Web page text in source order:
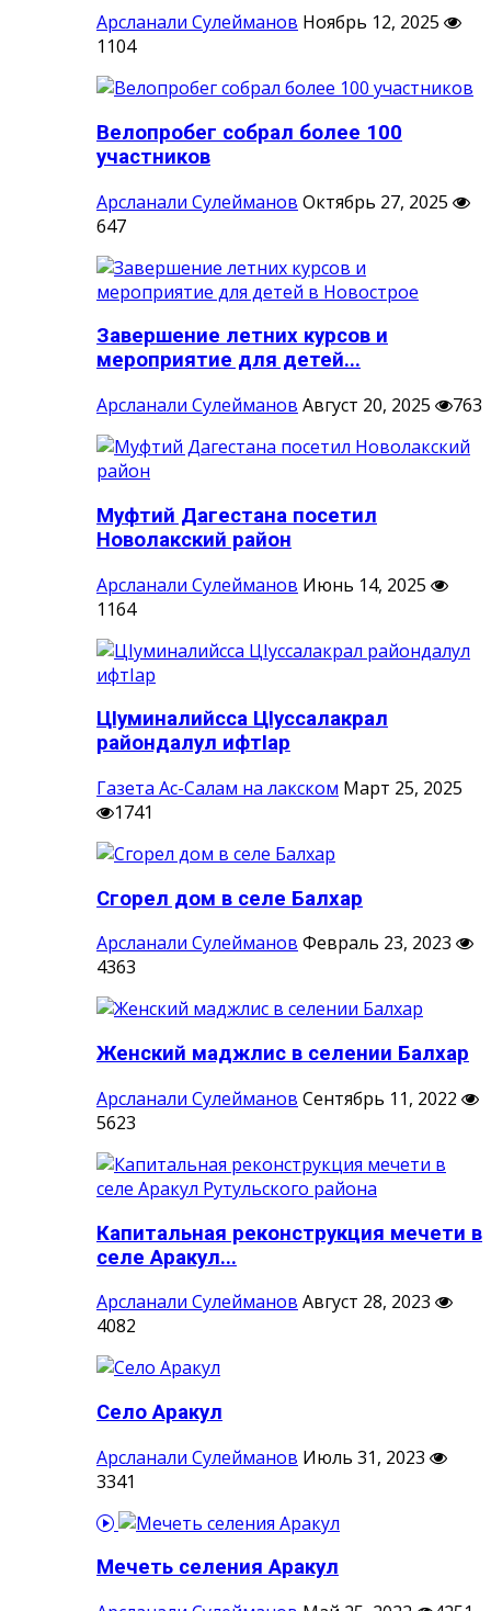
Арсланали Сулейманов Ноябрь 12, 2025
1104
Велопробег собрал более 100
участников
Арсланали Сулейманов Октябрь 27, 2025
647
Завершение летних курсов и
мероприятие для детей...
Арсланали Сулейманов Август 20, 2025 763
Муфтий Дагестана посетил
Новолакский район
Арсланали Сулейманов Июнь 14, 2025
1164
ЦIуминалийсса ЦIуссалакрал
райондалул ифтIар
Газета Ас-Салам на лакском Март 25, 2025
1741
Сгорел дом в селе Балхар
Арсланали Сулейманов Февраль 23, 2023
4363
Женский маджлис в селении Балхар
Арсланали Сулейманов Сентябрь 11, 2022
5623
Капитальная реконструкция мечети в
селе Аракул...
Арсланали Сулейманов Август 28, 2023
4082
Село Аракул
Арсланали Сулейманов Июль 31, 2023
3341
Мечеть селения Аракул